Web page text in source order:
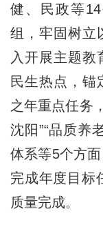
健、民政等
组，牢固树立
入开展主题教
民生热点，锚
之年重点任务
沈阳”“品质养
体系等5个方
完成年度目标
质量完成。